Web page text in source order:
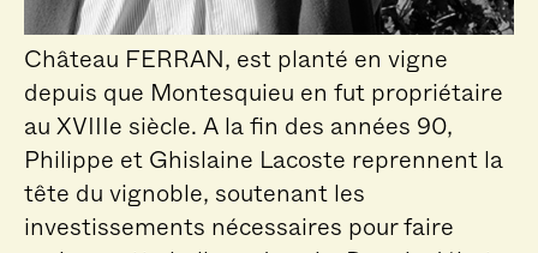
Château FERRAN, est planté en vigne
depuis que Montesquieu en fut propriétaire
au XVIIIe siècle. A la fin des années 90,
Philippe et Ghislaine Lacoste reprennent la
tête du vignoble, soutenant les
investissements nécessaires pour faire